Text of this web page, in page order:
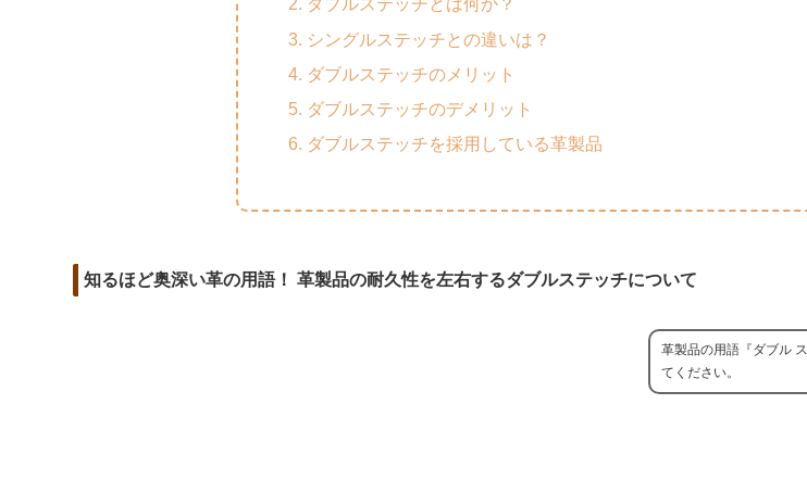
シングルステッチとの違いは？
ダブルステッチのメリット
ダブルステッチのデメリット
ダブルステッチを採用している革製品
知るほど奥深い革の用語！ 革製品の耐久性を左右するダブルステッチについて
革製品の用語『ダブル
てください。